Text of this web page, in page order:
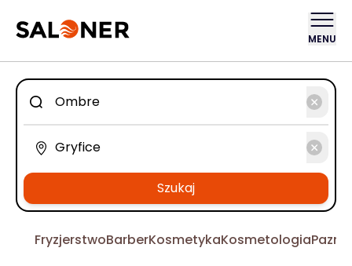
MENU
Szukaj
FryzjerstwoBarberKosmetykaKosmetologia